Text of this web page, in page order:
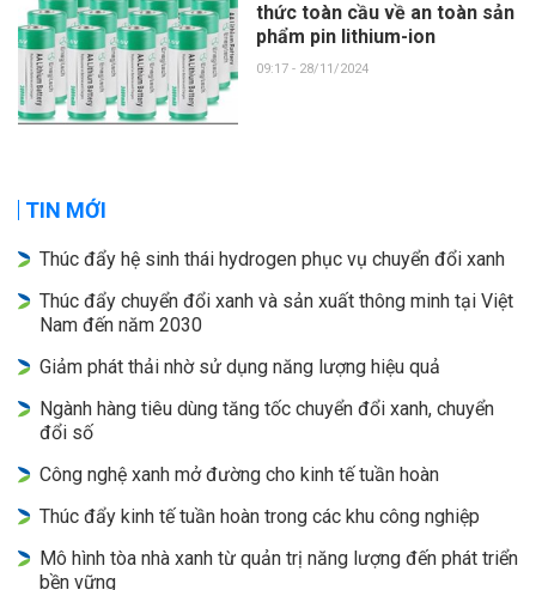
thức toàn cầu về an toàn sản
phẩm pin lithium-ion
09:17 - 28/11/2024
TIN MỚI
Thúc đẩy hệ sinh thái hydrogen phục vụ chuyển đổi xanh
Thúc đẩy chuyển đổi xanh và sản xuất thông minh tại Việt
Nam đến năm 2030
Giảm phát thải nhờ sử dụng năng lượng hiệu quả
Ngành hàng tiêu dùng tăng tốc chuyển đổi xanh, chuyển
đổi số
Công nghệ xanh mở đường cho kinh tế tuần hoàn
Thúc đẩy kinh tế tuần hoàn trong các khu công nghiệp
Mô hình tòa nhà xanh từ quản trị năng lượng đến phát triển
bền vững